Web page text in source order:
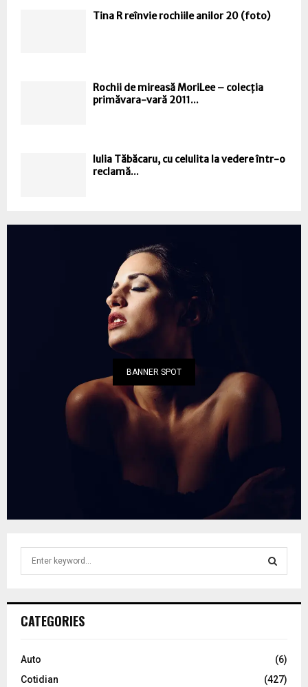
Tina R reînvie rochiile anilor 20 (foto)
Rochii de mireasă MoriLee – colecția
primăvara-vară 2011...
Iulia Tăbăcaru, cu celulita la vedere într-o
reclamă...
BANNER SPOT
h
o
:
CATEGORIES
Auto
(6)
Cotidian
(427)